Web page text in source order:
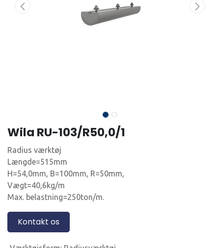
Wila RU-103/R50,0/1
Radius værktøj
Længde=515mm
H=54,0mm, B=100mm, R=50mm,
Vægt=40,6kg/m
Max. belastning=250ton/m.
Kontakt os